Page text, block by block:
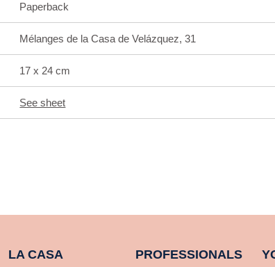
Paperback
Mélanges de la Casa de Velázquez, 31
17 x 24 cm
See sheet
LA CASA PROFESSIONALS